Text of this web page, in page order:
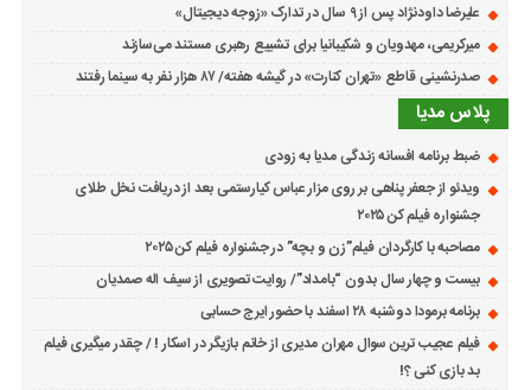
علیرضا داودنژاد پس از ۹ سال در تدارک «زوجه دیجیتال»
میرکریمی، مهدویان و شکیبانیا برای تشییع رهبری مستند می‌سازند
صدرنشینی قاطع «تهران کنارت» در گیشه هفته/ ۸۷ هزار نفر به سینما رفتند
پلاس مدیا
ضبط برنامه افسانه زندگی مدیا به زودی
ویدئو از جعفر پناهی بر روی مزار عباس کیارستمی بعد از دریافت نخل طلای
جشنواره فیلم کن ۲۰۲۵
مصاحبه با کارگردان فیلم”زن و بچه” در جشنواره فیلم کن ۲۰۲۵
بیست و چهار سال بدون “بامداد”/ روایت تصویری از سیف اله صمدیان
برنامه برمودا دوشنبه ۲۸ اسفند با حضور ایرج حسابی
فیلم عجیب ترین سوال مهران مدیری از خانم بازیگر در اسکار ! / چقدر میگیری فیلم
بد بازی کنی ؟!